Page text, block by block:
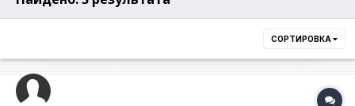
СОРТИРОВКА